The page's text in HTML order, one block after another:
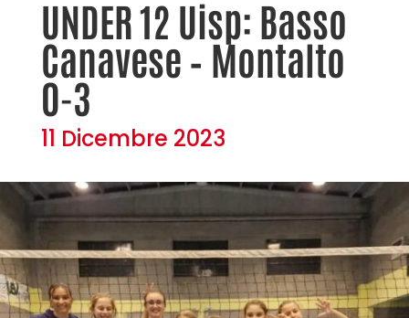
UNDER 12 Uisp: Basso
Canavese – Montalto
0-3
11 Dicembre 2023